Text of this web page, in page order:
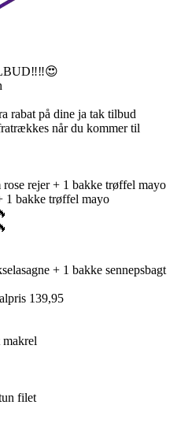
rabat på dine ja tak tilbud
når du kommer til
rejer + 1 bakke trøffel mayo
1 bakke trøffel mayo
+ 1 bakke sennepsbagt
139,95
makrel
filet